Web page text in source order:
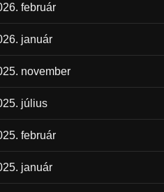
február
január
november
július
február
január